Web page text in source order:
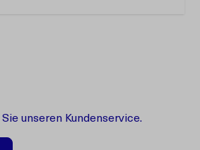
unseren Kundenservice.